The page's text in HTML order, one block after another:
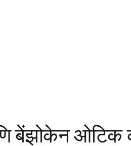
बेंझोकेन ओटिक